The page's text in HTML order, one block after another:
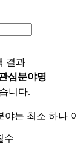
결과
심분야명
니다.
야는 최소 하나